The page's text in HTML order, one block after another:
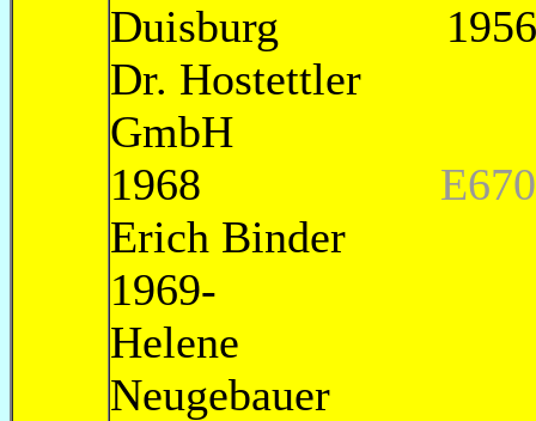
Duisburg 1956-
Dr. Hostettler
1968
Helene